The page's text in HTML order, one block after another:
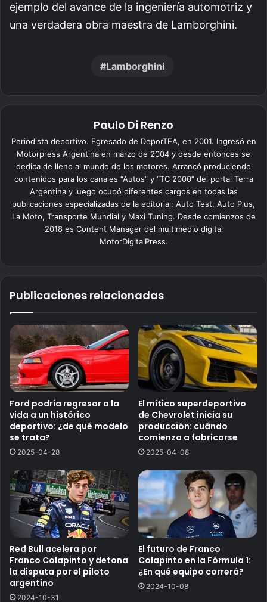
ejemplo del avance de la ingeniería automotriz y
una verdadera obra maestra de Lamborghini.
Lamborghini
Paulo Di Renzo
Periodista deportivo. Egresado de DeporTEA, en 2001. Ingresó en
Motorpress Argentina en marzo de 2004 y desde entonces se
dedica de lleno al mundo de los motores. Arrancó produciendo
contenidos para los canales “Autos” y “TC 2000” del portal Terra
Argentina y luego ocupó diferentes cargos en todas las
publicaciones especializadas de la editorial: Auto Test, Auto Plus,
La Moto, Transporte Mundial y Maxi Tuning. Desde comienzos de
2018 es Content Manager del multimedio digital
MotorDigitalPress.
Publicaciones relacionadas
Ford podría regresar a la
vida a un histórico
deportivo: ¿de qué modelo
se trata?
2025-04-28
El mítico superdeportivo
de Chevrolet inicia su
producción: cuándo
comienza a fabricarse
2025-04-08
Red Bull acelera por
Franco Colapinto y detona
la disputa por el piloto
argentino
2024-10-31
El futuro de Franco
Colapinto en la Fórmula 1:
¿En qué equipo correrá?
2024-10-08